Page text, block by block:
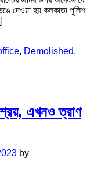
দেওয়া হয় কলকাতা পুলিশ
, Demolished,
এখনও ত্রাণ
by